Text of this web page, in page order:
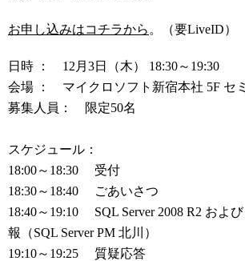
お申し込みはコチラから 。（要LiveID）
日時 ： 12月3日（木） 18:30～19:30
会場 ： マイクロソフト新宿本社 5F セ
募集人員： 限定50名
スケジュール：
18:00～18:30 受付
18:30～18:40 ごあいさつ
18:40～19:10 SQL Server 2008 R2 およ
報（SQL Server PM 北川）
19:10～19:25 質疑応答